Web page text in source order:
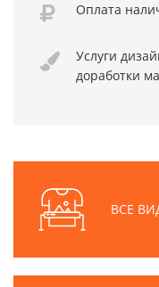
Оплата
Услуги
доработки
ВСЕ